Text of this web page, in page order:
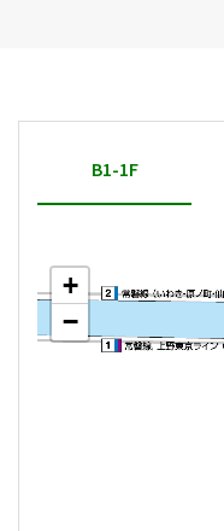
B1-1F
+
−